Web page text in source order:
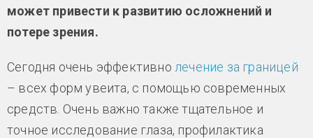
может привести к развитию осложнений и
потере зрения.
Сегодня очень эффективно лечение за границей
– всех форм увеита, с помощью современных
средств. Очень важно также тщательное и
точное исследование глаза, профилактика